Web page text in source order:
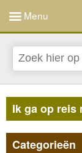
Menu
Ik ga op reis
Categorieën